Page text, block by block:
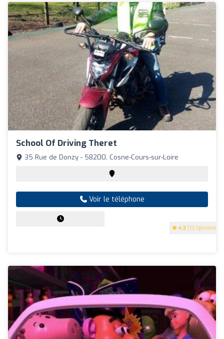
School Of Driving Theret
4.3 (13 Opinions)
35 Rue de Donzy - 58200, Cosne-Cours-sur-Loire
Voir le téléphone